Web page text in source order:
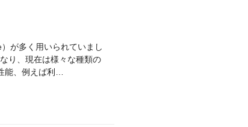
が多く用いられていまし
り、現在は様々な種類の
能、例えば利…